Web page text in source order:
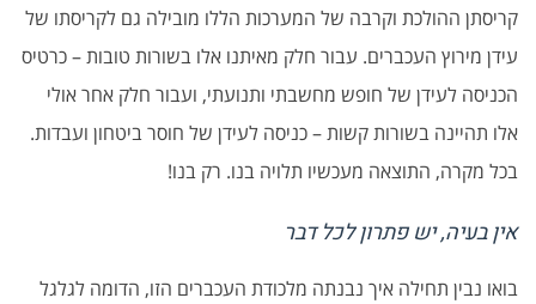
קריסתן ההולכת וקרבה של המערכות הללו מובילה גם לקריסתו של
עידן מירוץ העכברים. עבור חלק מאיתנו אלו בשורות טובות – כרטיס
הכניסה לעידן של חופש מחשבתי ותנועתי, ועבור חלק אחר אולי
אלו תהיינה בשורות קשות – כניסה לעידן של חוסר ביטחון ועבדות.
בכל מקרה, התוצאה מעכשיו תלויה בנו. רק בנו!
אין בעיה, יש פתרון לכל דבר
בואו נבין תחילה איך נבנתה מלכודת העכברים הזו, הדומה לגלגל